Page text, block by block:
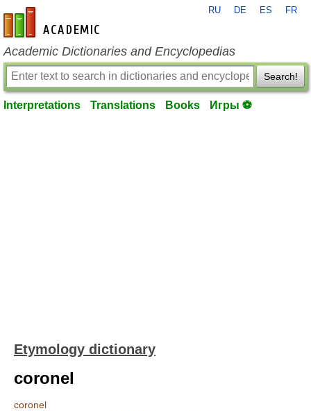
en-academic.com
RU DE ES FR
Academic Dictionaries and Encyclopedias
Search!
Interpretations Translations Books Игры ⚽
Etymology dictionary
coronel
coronel